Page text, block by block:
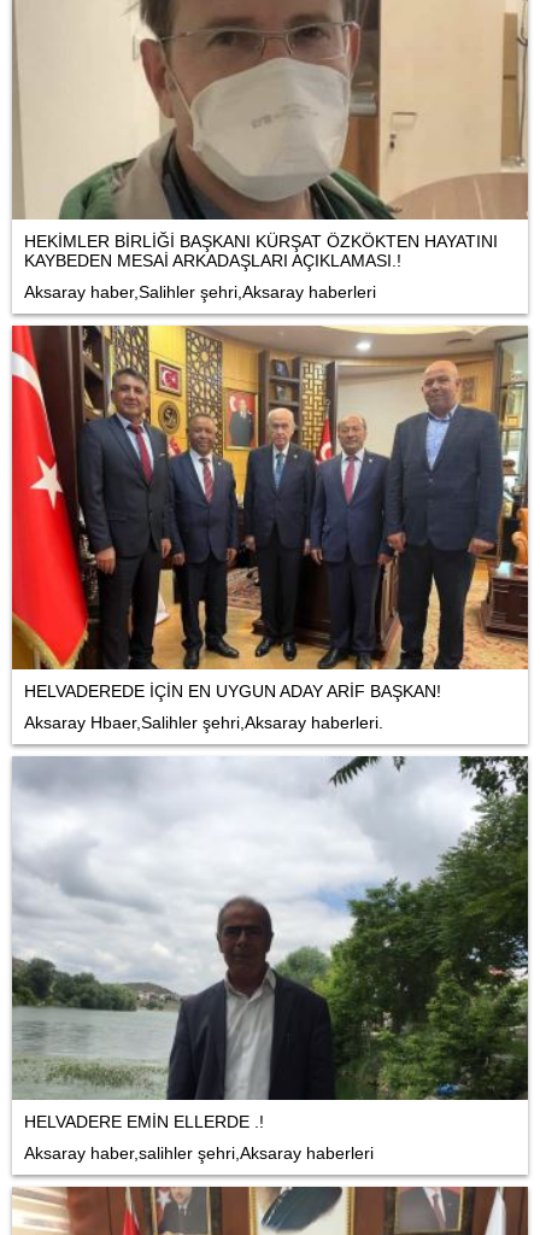
HEKİMLER BİRLİĞİ BAŞKANI KÜRŞAT ÖZKÖKTEN HAYATINI
KAYBEDEN MESAİ ARKADAŞLARI AÇIKLAMASI.!
Aksaray haber,Salihler şehri,Aksaray haberleri
HELVADEREDE İÇİN EN UYGUN ADAY ARİF BAŞKAN!
Aksaray Hbaer,Salihler şehri,Aksaray haberleri.
HELVADERE EMİN ELLERDE .!
Aksaray haber,salihler şehri,Aksaray haberleri